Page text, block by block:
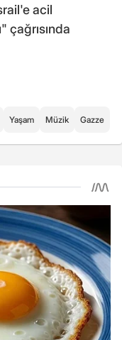
acil
çağrısında
Yaşam Müzik Gazze